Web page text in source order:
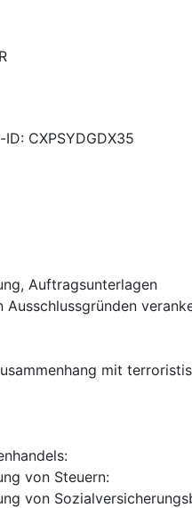
CXPSYDGDX35
, Auftragsunterlagen
mit
:
von Steuern:
von